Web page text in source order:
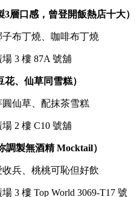
層口感，曾登開飯熱店十大）
子布丁燒、咖啡布丁燒
3 樓 87A 號舖
、仙草同雪糕）
圓仙草、配抹茶雪糕
2 樓 C10 號舖
調製無酒精 Mocktail）
收兵、桃桃可恥但好飲
3 樓 Top World 3069-T17 號